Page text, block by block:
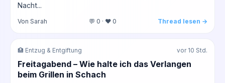
Nacht...
Von Sarah 💬 0 · ❤️ 0 Thread lesen →
🏥 Entzug & Entgiftung vor 10 Std.
Freitagabend – Wie halte ich das Verlangen
beim Grillen in Schach